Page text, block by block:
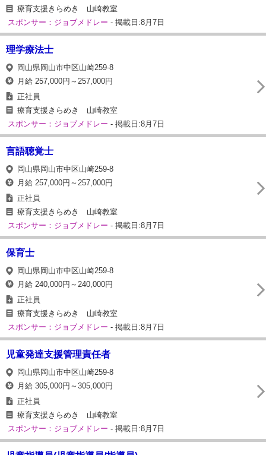
療育支援きらめき 山崎教室
スポンサー：ジョブメドレー - 掲載日:8月7日
理学療法士
岡山県岡山市中区山崎259-8
月給 257,000円～257,000円
正社員
療育支援きらめき 山崎教室
スポンサー：ジョブメドレー - 掲載日:8月7日
言語聴覚士
岡山県岡山市中区山崎259-8
月給 257,000円～257,000円
正社員
療育支援きらめき 山崎教室
スポンサー：ジョブメドレー - 掲載日:8月7日
保育士
岡山県岡山市中区山崎259-8
月給 240,000円～240,000円
正社員
療育支援きらめき 山崎教室
スポンサー：ジョブメドレー - 掲載日:8月7日
児童発達支援管理責任者
岡山県岡山市中区山崎259-8
月給 305,000円～305,000円
正社員
療育支援きらめき 山崎教室
スポンサー：ジョブメドレー - 掲載日:8月7日